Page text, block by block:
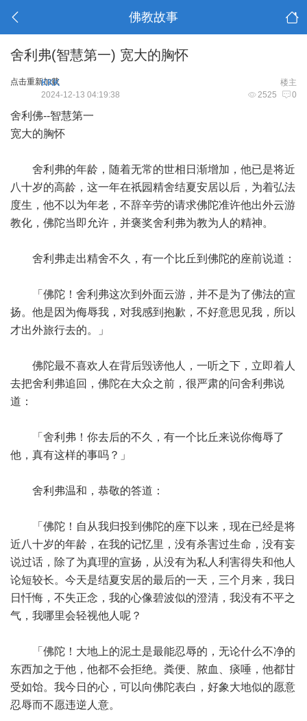
佛教故事
舍利弗(智慧第一) 宽大的胸怀
点击重新加载 楼主
KKK
2525 0
2024-12-13 04:19:38
舍利佛--智慧第一
宽大的胸怀
舍利弗的年龄，随着无常的世相日渐增加，他已是将近
八十岁的高龄，这一年在祇园精舍结夏安居以后，为着弘法
度生，他不以为年老，不辞辛劳的请求佛陀准许他出外云游
教化，佛陀当即允许，并褒奖舍利弗为教为人的精神。
舍利弗走出精舍不久，有一个比丘到佛陀的座前说道：
「佛陀！舍利弗这次到外面云游，并不是为了佛法的宣
扬。他是因为侮辱我，对我感到抱歉，不好意思见我，所以
才出外旅行去的。」
佛陀最不喜欢人在背后毁谤他人，一听之下，立即着人
去把舍利弗追回，佛陀在大众之前，很严肃的问舍利弗说
道：
「舍利弗！你去后的不久，有一个比丘来说你侮辱了
他，真有这样的事吗？」
舍利弗温和，恭敬的答道：
「佛陀！自从我归投到佛陀的座下以来，现在已经是将
近八十岁的年龄，在我的记忆里，没有杀害过生命，没有妄
说过话，除了为真理的宣扬，从没有为私人利害得失和他人
论短较长。今天是结夏安居的最后的一天，三个月来，我日
日忏悔，不失正念，我的心像碧波似的澄清，我没有不平之
气，我哪里会轻视他人呢？
「佛陀！大地上的泥土是最能忍辱的，无论什么不净的
东西加之于他，他都不会拒绝。粪便、脓血、痰唾，他都甘
受如饴。我今日的心，可以向佛陀表白，好象大地似的愿意
忍辱而不愿违逆人意。